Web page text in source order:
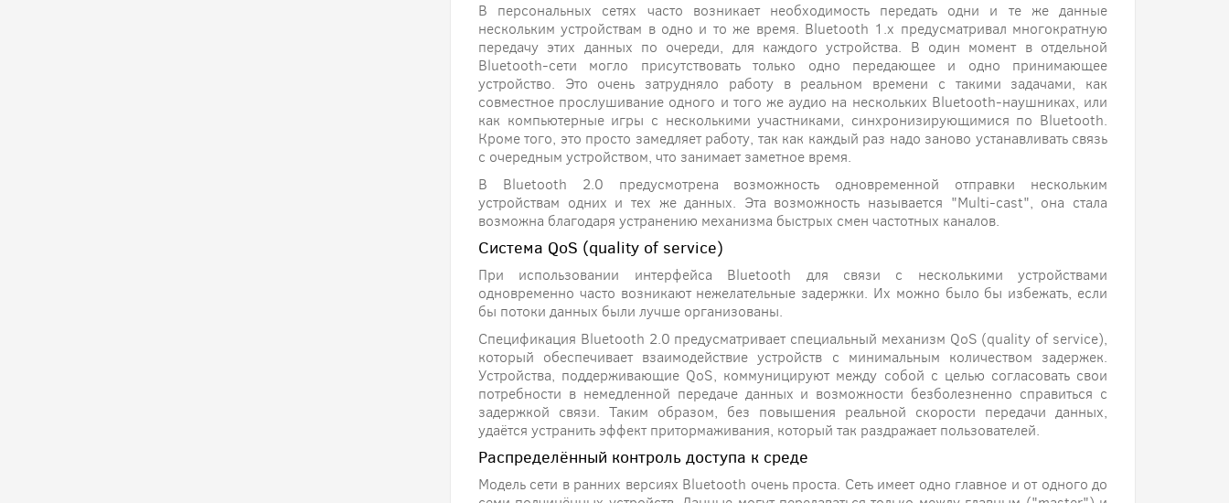
В персональных сетях часто возникает необходимость передать одни и те же данные
нескольким устройствам в одно и то же время. Bluetooth 1.х предусматривал многократную
передачу этих данных по очереди, для каждого устройства. В один момент в отдельной
Bluetooth-сети могло присутствовать только одно передающее и одно принимающее
устройство. Это очень затрудняло работу в реальном времени с такими задачами, как
совместное прослушивание одного и того же аудио на нескольких Bluetooth-наушниках, или
как компьютерные игры с несколькими участниками, синхронизирующимися по Bluetooth.
Кроме того, это просто замедляет работу, так как каждый раз надо заново устанавливать связь
с очередным устройством, что занимает заметное время.
В Bluetooth 2.0 предусмотрена возможность одновременной отправки нескольким
устройствам одних и тех же данных. Эта возможность называется "Multi-cast", она стала
возможна благодаря устранению механизма быстрых смен частотных каналов.
Система QoS (quality of service)
При использовании интерфейса Bluetooth для связи с несколькими устройствами
одновременно часто возникают нежелательные задержки. Их можно было бы избежать, если
бы потоки данных были лучше организованы.
Спецификация Bluetooth 2.0 предусматривает специальный механизм QoS (quality of service),
который обеспечивает взаимодействие устройств с минимальным количеством задержек.
Устройства, поддерживающие QoS, коммуницируют между собой с целью согласовать свои
потребности в немедленной передаче данных и возможности безболезненно справиться с
задержкой связи. Таким образом, без повышения реальной скорости передачи данных,
удаётся устранить эффект притормаживания, который так раздражает пользователей.
Распределённый контроль доступа к среде
Модель сети в ранних версиях Bluetooth очень проста. Сеть имеет одно главное и от одного до